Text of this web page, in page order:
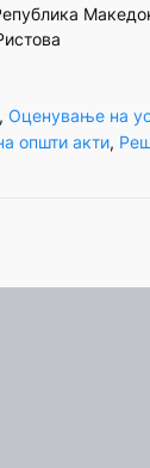
Оценување на
општи акти,